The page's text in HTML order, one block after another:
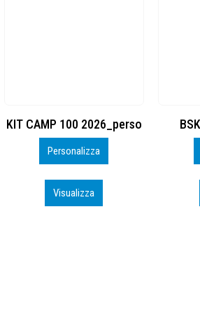
BSK600 – 5139960
Personalizza
Visualizza